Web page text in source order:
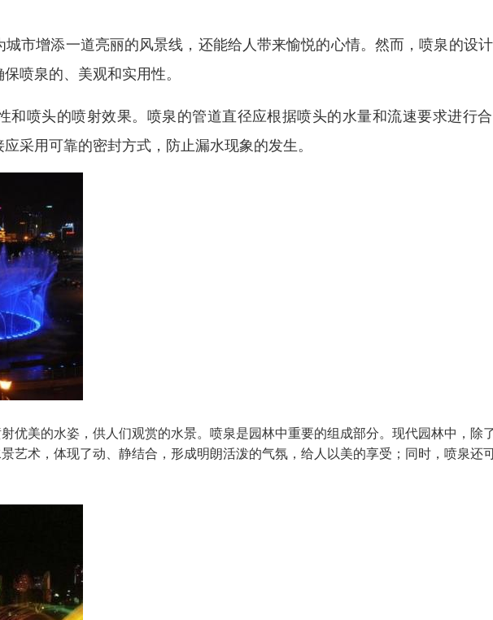
市增添一道亮丽的风景线，还能给人带来愉悦的心情。然而，喷泉的设
喷泉的、美观和实用性。
和喷头的喷射效果。喷泉的管道直径应根据喷头的水量和流速要求进行
采用可靠的密封方式，防止漏水现象的发生。
优美的水姿，供人们观赏的水景。喷泉是园林中重要的组成部分。现代园林中，除
艺术，体现了动、静结合，形成明朗活泼的气氛，给人以美的享受；同时，喷泉还